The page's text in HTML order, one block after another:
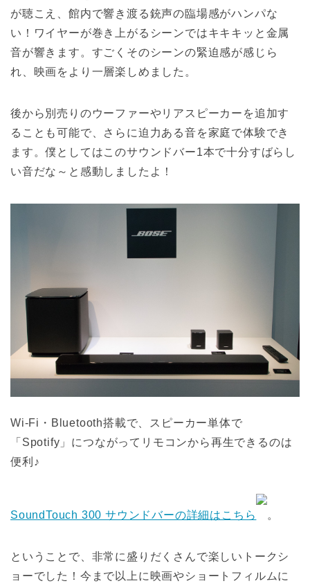
が聴こえ、館内で響き渡る銃声の臨場感がハンパな
い！ワイヤーが巻き上がるシーンではキキキッと金属
音が響きます。すごくそのシーンの緊迫感が感じら
れ、映画をより一層楽しめました。
後から別売りのウーファーやリアスピーカーを追加す
ることも可能で、さらに迫力ある音を家庭で体験でき
ます。僕としてはこのサウンドバー1本で十分すばらし
い音だな～と感動しましたよ！
Wi-Fi・Bluetooth搭載で、スピーカー単体で
「Spotify」につながってリモコンから再生できるのは
便利♪
SoundTouch 300 サウンドバーの詳細はこちら 。
ということで、非常に盛りだくさんで楽しいトークシ
ョーでした！今まで以上に映画やショートフィルムに